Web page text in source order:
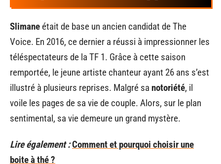
Slimane était de base un ancien candidat de The
Voice. En 2016, ce dernier a réussi à impressionner les
téléspectateurs de la TF 1. Grâce à cette saison
remportée, le jeune artiste chanteur ayant 26 ans s’est
illustré à plusieurs reprises. Malgré sa notoriété, il
voile les pages de sa vie de couple. Alors, sur le plan
sentimental, sa vie demeure un grand mystère.
Lire également :Comment et pourquoi choisir une
boite à thé ?